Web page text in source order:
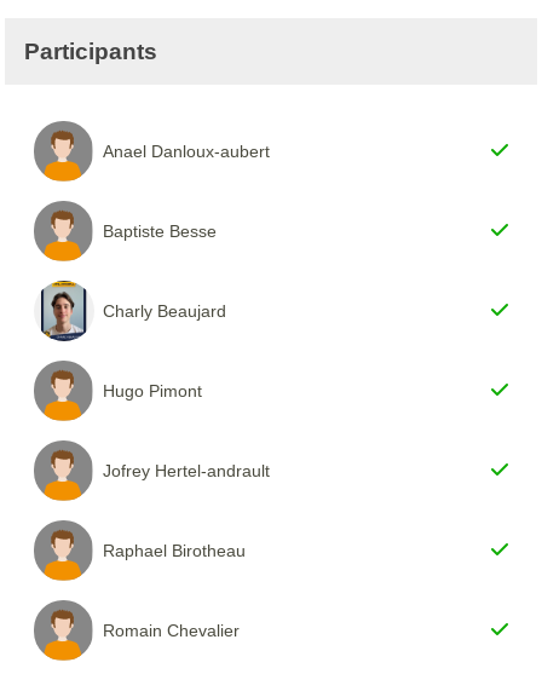
Participants
Anael Danloux-aubert
Baptiste Besse
Charly Beaujard
Hugo Pimont
Jofrey Hertel-andrault
Raphael Birotheau
Romain Chevalier